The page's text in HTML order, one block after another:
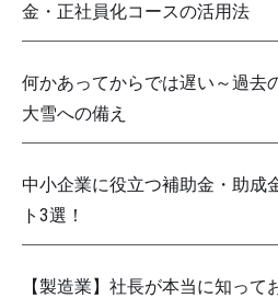
金・正社員化コースの活用法
何かあってからでは遅い～過去
大雪への備え
中小企業に役立つ補助金・助成
ト3選！
【製造業】社長が本当に知っ